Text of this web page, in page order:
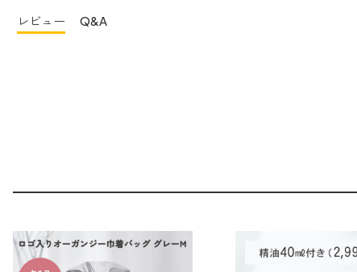
レビュー Q&A